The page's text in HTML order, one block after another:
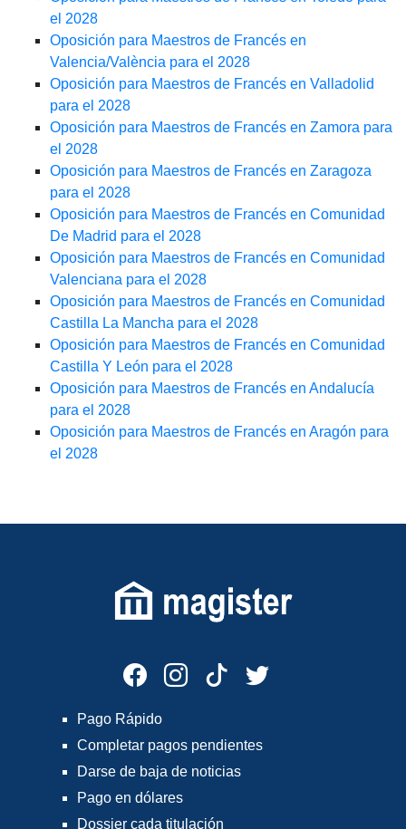
el 2028
Oposición para Maestros de Francés en
Valencia/València para el 2028
Oposición para Maestros de Francés en Valladolid
para el 2028
Oposición para Maestros de Francés en Zamora para
el 2028
Oposición para Maestros de Francés en Zaragoza
para el 2028
Oposición para Maestros de Francés en Comunidad
De Madrid para el 2028
Oposición para Maestros de Francés en Comunidad
Valenciana para el 2028
Oposición para Maestros de Francés en Comunidad
Castilla La Mancha para el 2028
Oposición para Maestros de Francés en Comunidad
Castilla Y León para el 2028
Oposición para Maestros de Francés en Andalucía
para el 2028
Oposición para Maestros de Francés en Aragón para
el 2028
Pago Rápido
Completar pagos pendientes
Darse de baja de noticias
Pago en dólares
Dossier cada titulación